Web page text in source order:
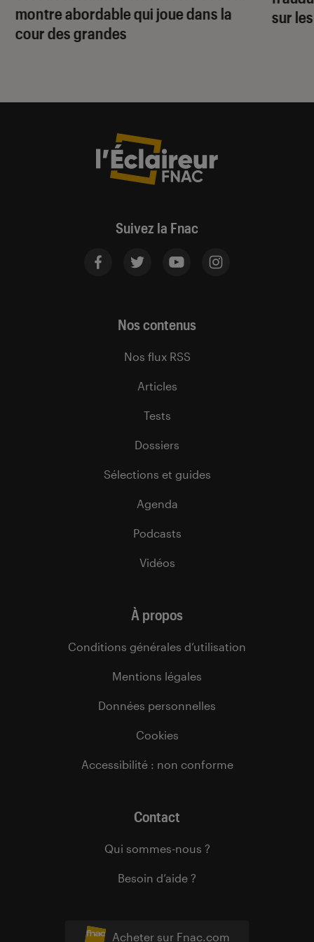
montre abordable qui joue dans la
cour des grandes
sur
Suivez la Fnac
Acheter sur Fnac.com
Nos contenus
Nos flux RSS
Articles
Tests
Dossiers
Sélections et guides
Agenda
Podcasts
Vidéos
À propos
Conditions générales d’utilisation
Mentions légales
Données personnelles
Cookies
Accessibilité : non conforme
Contact
Qui sommes-nous ?
Besoin d’aide ?